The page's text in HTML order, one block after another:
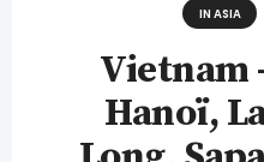
IN ASIA
Vietnam
Hanoï,